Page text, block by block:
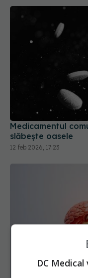
Medicamentul
slăbește oasele
12 feb 2026, 17:23
DC